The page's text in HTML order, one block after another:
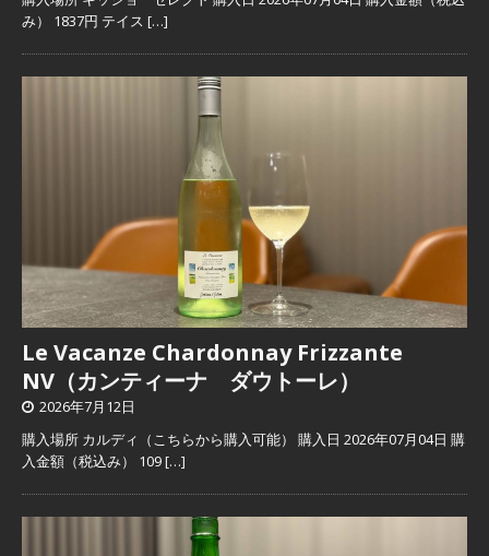
み） 1837円 テイス […]
Le Vacanze Chardonnay Frizzante
NV（カンティーナ ダウトーレ）
2026年7月12日
購入場所 カルディ（こちらから購入可能） 購入日 2026年07月04日 購
入金額（税込み） 109[…]